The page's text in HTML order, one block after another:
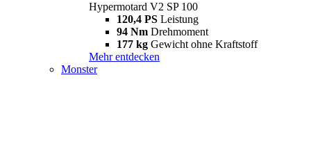
Hypermotard V2 SP 100
120,4 PS Leistung
94 Nm Drehmoment
177 kg Gewicht ohne Kraftstoff
Mehr entdecken
Monster